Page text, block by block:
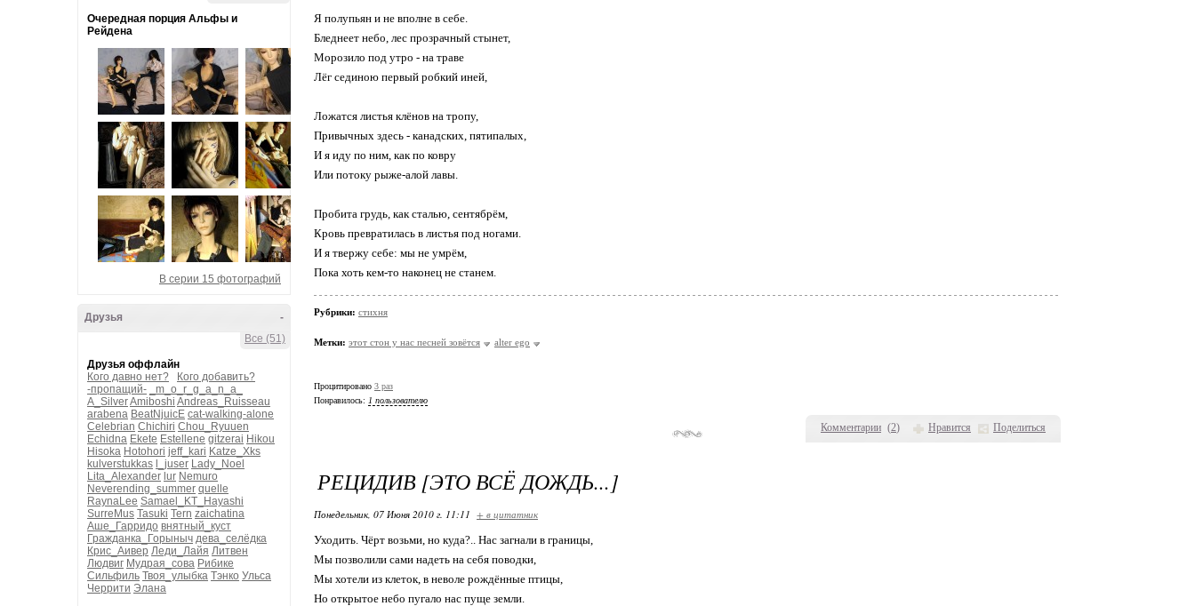
Очередная порция Альфы и
Рейдена
В серии 15 фотографий
-
Друзья
Все (51)
Друзья оффлайн
Кого давно нет?
Кого добавить?
-пропащий-
_m_o_r_g_a_n_a_
A_SilverAmiboshi Andreas_Ruisseau
arabena BeatNjuicE cat-walking-alone
Celebrian Chichiri Chou_Ryuuen
Echidna Ekete Estellene gitzerai Hikou
Hisoka Hotohori jeff_kari Katze_Xks
kulverstukkas
l_juser Lady_Noel
Lita_Alexander lur Nemuro
Neverending_summer quelle
RaynaLee Samael_KT_Hayashi
SurreMus Tasuki Tern zaichatina
Аше_Гарридо внятный_куст
Гражданка_Горыныч дева_селёдка
Крис_Аивер Леди_Лайя Литвен
Людвиг Мудрая_сова Рибике
Сильфиль Твоя_улыбка Тэнко Ульса
Черрити Элана
Комментарии (2) Нравится Поделиться
Я полупьян и не вполне в себе.
Бледнеет небо, лес прозрачный стынет,
Морозило под утро - на траве
Лёг сединою первый робкий иней,
Ложатся листья клёнов на тропу,
Привычных здесь - канадских, пятипалых,
И я иду по ним, как по ковру
Или потоку рыже-алой лавы.
Пробита грудь, как сталью, сентябрём,
Кровь превратилась в листья под ногами.
И я твержу себе: мы не умрём,
Пока хоть кем-то наконец не станем.
Рубрики: стихня
Метки: этот стон у нас песней зовётся alter ego
Процитировано 3 раз
Понравилось: 1 пользователю
РЕЦИДИВ [ЭТО ВСЁ ДОЖДЬ...]
Понедельник, 07 Июня 2010 г. 11:11 + в цитатник
Уходить. Чёрт возьми, но куда?.. Нас загнали в границы,
Мы позволили сами надеть на себя поводки,
Мы хотели из клеток, в неволе рождённые птицы,
Но открытое небо пугало нас пуще земли.